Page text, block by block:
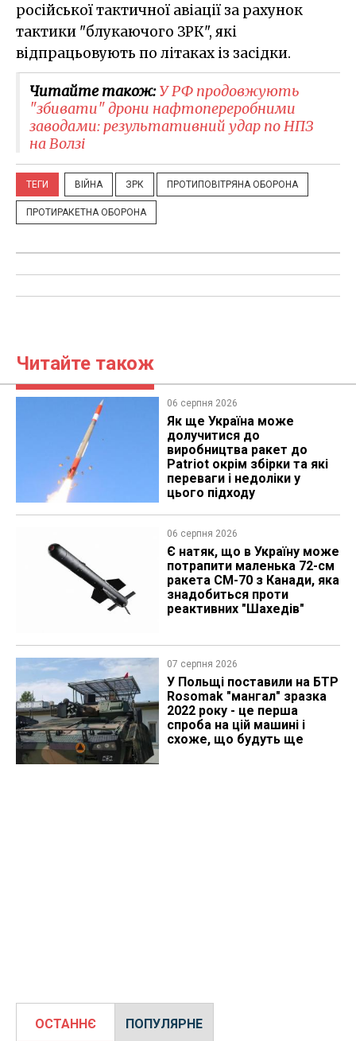
російської тактичної авіації за рахунок
тактики "блукаючого ЗРК", які
відпрацьовують по літаках із засідки.
Читайте також:У РФ продовжують
"збивати" дрони нафтопереробними
заводами: результативний удар по НПЗ
на Волзі
ТЕГИ ВІЙНА ЗРК ПРОТИПОВІТРЯНА ОБОРОНА
ПРОТИРАКЕТНА ОБОРОНА
Читайте також
06 серпня 2026
Як ще Україна може
долучитися до
виробництва ракет до
Patriot окрім збірки та які
переваги і недоліки у
цього підходу
06 серпня 2026
Є натяк, що в Україну може
потрапити маленька 72-см
ракета CM-70 з Канади, яка
знадобиться проти
реактивних "Шахедів"
07 серпня 2026
У Польщі поставили на БТР
Rosomak "мангал" зразка
2022 року - це перша
спроба на цій машині і
схоже, що будуть ще
ОСТАННЄ ПОПУЛЯРНЕ